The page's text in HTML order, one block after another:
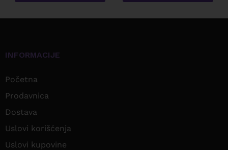
INFORMACIJE
Početna
Prodavnica
Dostava
Uslovi korišćenja
Uslovi kupovine